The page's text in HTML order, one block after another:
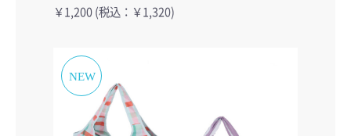
￥1,200 (税込：￥1,320)